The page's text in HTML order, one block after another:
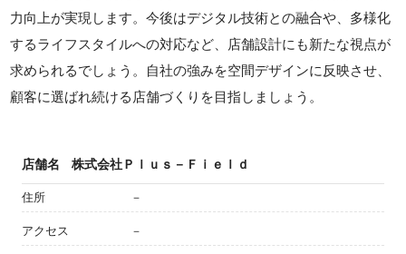
力向上が実現します。今後はデジタル技術との融合や、多様化
するライフスタイルへの対応など、店舗設計にも新たな視点が
求められるでしょう。自社の強みを空間デザインに反映させ、
顧客に選ばれ続ける店舗づくりを目指しましょう。
店舗名 株式会社Ｐｌｕｓ－Ｆｉｅｌｄ
住所 －
アクセス －